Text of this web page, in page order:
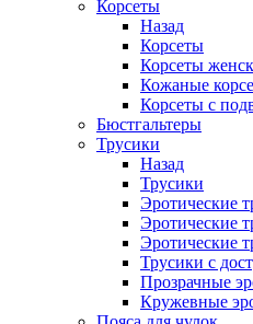
Корсеты
Назад
Корсеты
Корсеты
Кожаные
Корсеты с
Бюстгальтеры
Трусики
Назад
Трусики
Эротические
Эротические
Эротические
Трусики с
Прозрачные
Кружевные